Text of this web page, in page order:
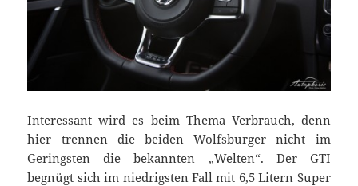
Interessant wird es beim Thema Verbrauch, denn
hier trennen die beiden Wolfsburger nicht im
Geringsten die bekannten „Welten“. Der GTI
begnügt sich im niedrigsten Fall mit 6,5 Litern Super